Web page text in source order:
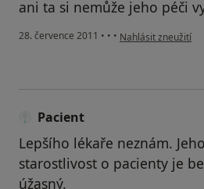
ani ta si nemůže jeho péči
28. července 2011 • • • podle názoru
Nahlásit zneužití
Pacient
Lepšího lékaře neznám.
starostlivost o pacienty je
úžasný.